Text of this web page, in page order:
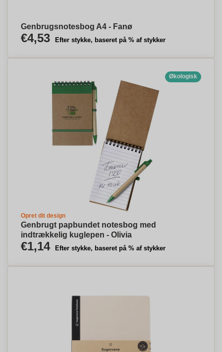
Genbrugsnotesbog A4 - Fanø
€4,53 Efter stykke, baseret på % af stykker
Økologisk
Opret dit design
Genbrugt papbundet notesbog med
indtrækkelig kuglepen - Olivia
€1,14 Efter stykke, baseret på % af stykker